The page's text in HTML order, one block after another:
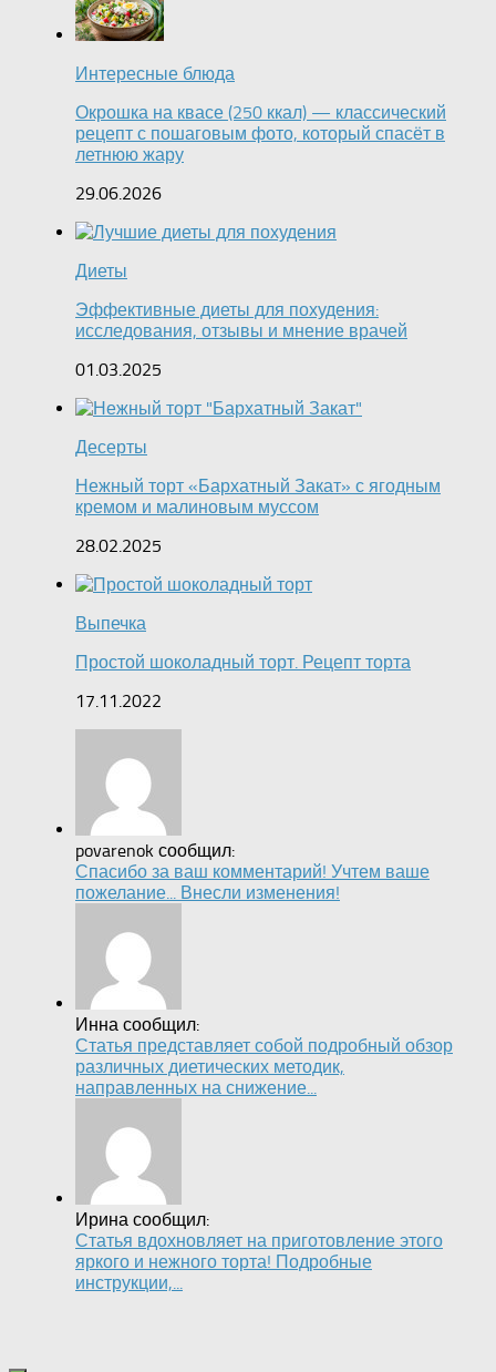
Интересные блюда
Окрошка на квасе (250 ккал) — классический
рецепт с пошаговым фото, который спасёт в
летнюю жару
29.06.2026
Диеты
Эффективные диеты для похудения:
исследования, отзывы и мнение врачей
01.03.2025
Десерты
Нежный торт «Бархатный Закат» с ягодным
кремом и малиновым муссом
28.02.2025
Выпечка
Простой шоколадный торт. Рецепт торта
17.11.2022
povarenok сообщил:
Спасибо за ваш комментарий! Учтем ваше
пожелание... Внесли изменения!
Инна сообщил:
Статья представляет собой подробный обзор
различных диетических методик,
направленных на снижение...
Ирина сообщил:
Статья вдохновляет на приготовление этого
яркого и нежного торта! Подробные
инструкции,...